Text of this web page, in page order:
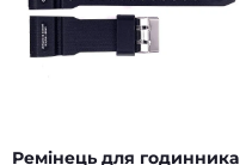
Ремінець для годинника